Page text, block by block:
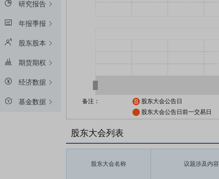
研究报告
年报季报
股东股本
期货期权
经济数据
基金数据 备注：
股东大会公告日
股东大会公告日前一交易日
股东大会列表
股东大会名称 议题涉及内容